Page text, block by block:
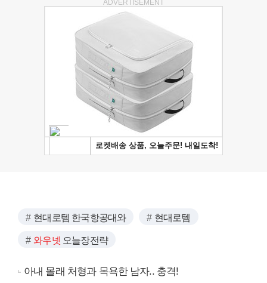
ADVERTISEMENT
현대로템 한국항공대와 현대로템
와우넷 오늘장전략
아내 몰래 처형과 목욕한 남자.. 충격!